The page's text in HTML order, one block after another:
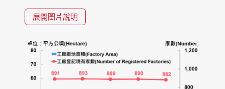
展開圖片說明